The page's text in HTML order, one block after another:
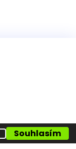
Souhlasím